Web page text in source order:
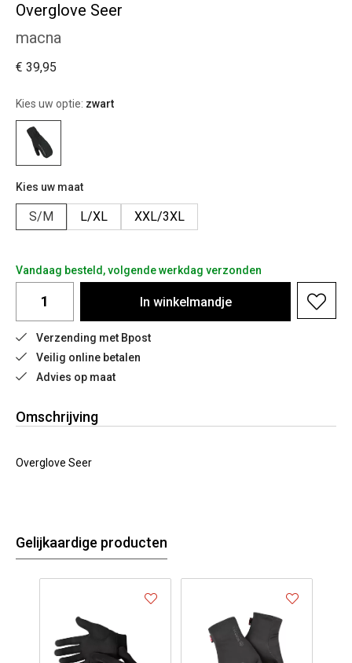
Overglove Seer
macna
€ 39,95
Kies uw optie: zwart
Kies uw maat
S/M L/XL XXL/3XL
Vandaag besteld, volgende werkdag verzonden
In winkelmandje
Verzending met Bpost
Veilig online betalen
Advies op maat
Omschrijving
Overglove Seer
Gelijkaardige producten